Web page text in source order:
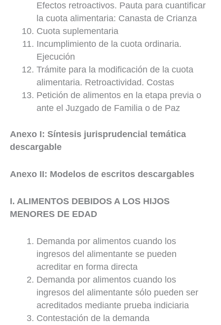
Efectos retroactivos. Pauta para cuantificar
la cuota alimentaria: Canasta de Crianza
Cuota suplementaria
Incumplimiento de la cuota ordinaria.
Ejecución
Trámite para la modificación de la cuota
alimentaria. Retroactividad. Costas
Petición de alimentos en la etapa previa o
ante el Juzgado de Familia o de Paz
Anexo I: Síntesis jurisprudencial temática
descargable
Anexo II: Modelos de escritos descargables
I. ALIMENTOS DEBIDOS A LOS HIJOS
MENORES DE EDAD
Demanda por alimentos cuando los
ingresos del alimentante se pueden
acreditar en forma directa
Demanda por alimentos cuando los
ingresos del alimentante sólo pueden ser
acreditados mediante prueba indiciaria
Contestación de la demanda